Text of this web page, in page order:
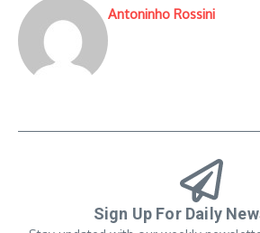
Antoninho Rossini
Sign Up For Daily